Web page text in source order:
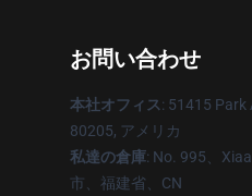
お問い合わせ
本社オフィス: 51415 Park
80205, アメリカ
私達の倉庫: No. 995、
市、福建省、CN